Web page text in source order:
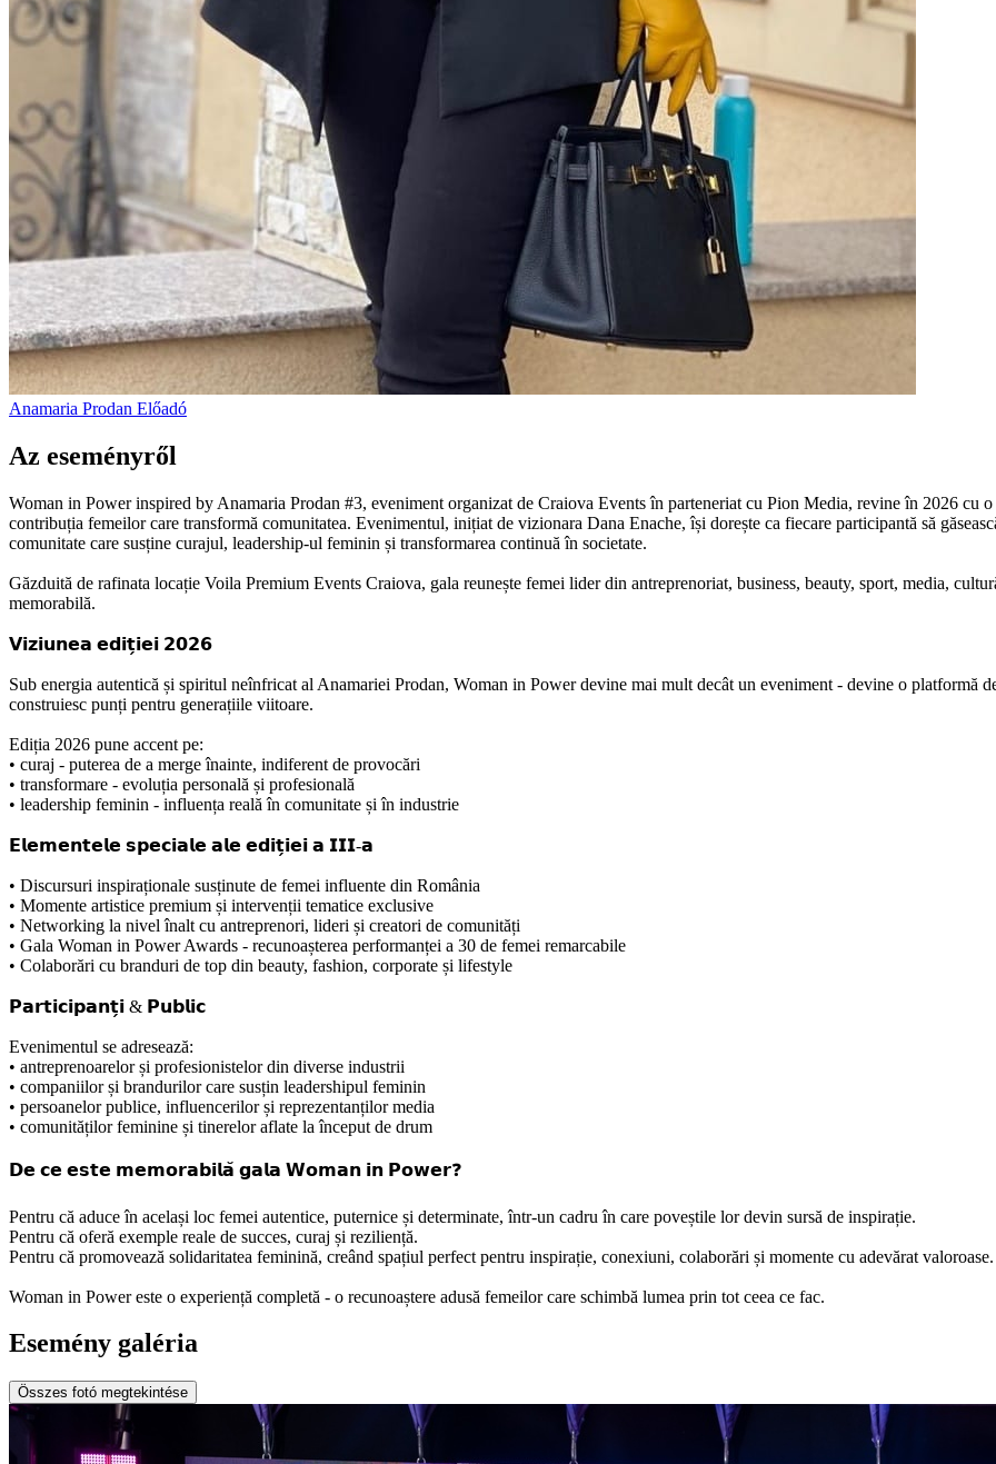
Anamaria Prodan Előadó
Az eseményről
Woman in Power inspired by Anamaria Prodan #3, eveniment organizat de Craiova Events în parteneriat cu Pion Media, revine în 2026 cu
contribuția femeilor care transformă comunitatea. Evenimentul, inițiat de vizionara Dana Enache, își dorește ca fiecare participantă să
comunitate care susține curajul, leadership-ul feminin și transformarea continuă în societate.
Găzduită de rafinata locație Voila Premium Events Craiova, gala reunește femei lider din antreprenoriat, business, beauty, sport, media,
memorabilă.
𝗩𝗶𝘇𝗶𝘂𝗻𝗲𝗮 𝗲𝗱𝗶𝘁̗𝗶𝗲𝗶 𝟮𝟬𝟮𝟲
Sub energia autentică și spiritul neînfricat al Anamariei Prodan, Woman in Power devine mai mult decât un eveniment - devine o platformă
construiesc punți pentru generațiile viitoare.
Ediția 2026 pune accent pe:
• curaj - puterea de a merge înainte, indiferent de provocări
• transformare - evoluția personală și profesională
• leadership feminin - influența reală în comunitate și în industrie
𝗘𝗹𝗲𝗺𝗲𝗻𝘁𝗲𝗹𝗲 𝘀𝗽𝗲𝗰𝗶𝗮𝗹𝗲 𝗮𝗹𝗲 𝗲𝗱𝗶𝘁̗𝗶𝗲𝗶 𝗮 𝗜𝗜𝗜-𝗮
• Discursuri inspiraționale susținute de femei influente din România
• Momente artistice premium și intervenții tematice exclusive
• Networking la nivel înalt cu antreprenori, lideri și creatori de comunități
• Gala Woman in Power Awards - recunoașterea performanței a 30 de femei remarcabile
• Colaborări cu branduri de top din beauty, fashion, corporate și lifestyle
𝗣𝗮𝗿𝘁𝗶𝗰𝗶𝗽𝗮𝗻𝘁̗𝗶 & 𝗣𝘂𝗯𝗹𝗶𝗰
Evenimentul se adresează:
• antreprenoarelor și profesionistelor din diverse industrii
• companiilor și brandurilor care susțin leadershipul feminin
• persoanelor publice, influencerilor și reprezentanților media
• comunităților feminine și tinerelor aflate la început de drum
𝗗𝗲 𝗰𝗲 𝗲𝘀𝘁𝗲 𝗺𝗲𝗺𝗼𝗿𝗮𝗯𝗶𝗹𝗮̆ 𝗴𝗮𝗹𝗮 𝗪𝗼𝗺𝗮𝗻 𝗶𝗻 𝗣𝗼𝘄𝗲𝗿❓
Pentru că aduce în același loc femei autentice, puternice și determinate, într-un cadru în care poveștile lor devin sursă de inspirație.
Pentru că oferă exemple reale de succes, curaj și reziliență.
Pentru că promovează solidaritatea feminină, creând spațiul perfect pentru inspirație, conexiuni, colaborări și momente cu adevărat valoroase.
Woman in Power este o experiență completă - o recunoaștere adusă femeilor care schimbă lumea prin tot ceea ce fac.
Esemény galéria
Összes fotó megtekintése